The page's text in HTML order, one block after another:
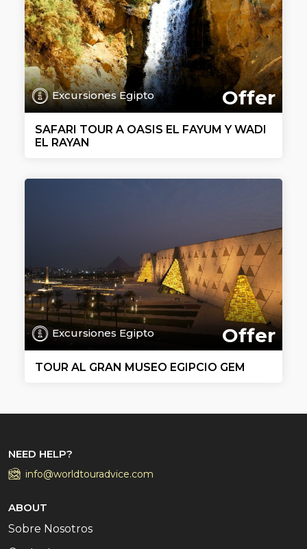
Excursiones Egipto Offer
SAFARI TOUR A OASIS EL FAYUM Y WADI
EL RAYAN
Excursiones Egipto Offer
TOUR AL GRAN MUSEO EGIPCIO GEM
NEED HELP?
info@worldtouradvice.com
ABOUT
Sobre Nosotros